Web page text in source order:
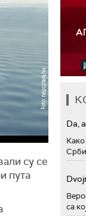
су се
пута
Da,
са